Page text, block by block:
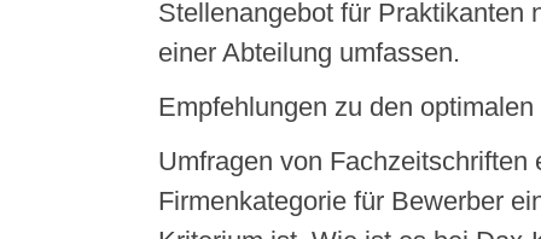
Stellenangebot für Praktikanten
einer Abteilung umfassen.
Empfehlungen zu den
Umfragen von Fachzeitschriften
Firmenkategorie für Bewerber